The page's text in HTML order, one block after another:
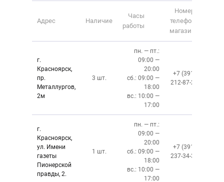
Адрес Наличие
Часы
работы
Номер
телефона
магазина
г.
Красноярск,
пр.
Металлургов,
2м
3 шт.
пн. — пт.:
09:00 —
20:00
сб.: 09:00 —
18:00
вс.: 10:00 —
17:00
+7 (391)
212-87-27
г.
Красноярск,
ул. Имени
газеты
Пионерской
правды, 2.
1 шт.
пн. — пт.:
09:00 —
20:00
сб.: 09:00 —
18:00
вс.: 10:00 —
17:00
+7 (391)
237-34-34